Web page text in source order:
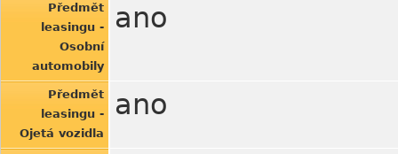
Předmět
leasingu -
Osobní
automobily
ano
Předmět
leasingu -
Ojetá vozidla
ano